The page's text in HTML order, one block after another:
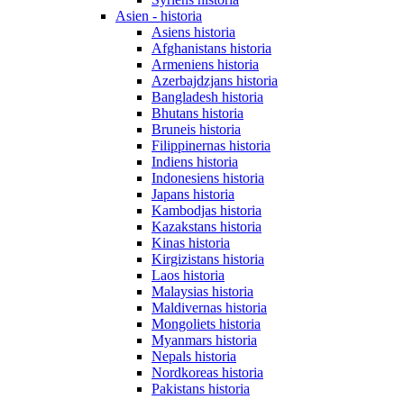
Asien - historia
Asiens historia
Afghanistans historia
Armeniens historia
Azerbajdzjans historia
Bangladesh historia
Bhutans historia
Bruneis historia
Filippinernas historia
Indiens historia
Indonesiens historia
Japans historia
Kambodjas historia
Kazakstans historia
Kinas historia
Kirgizistans historia
Laos historia
Malaysias historia
Maldivernas historia
Mongoliets historia
Myanmars historia
Nepals historia
Nordkoreas historia
Pakistans historia